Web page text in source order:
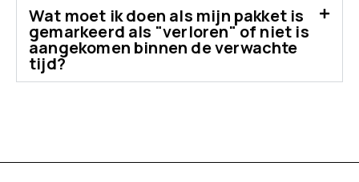
Wat moet ik doen als mijn pakket is
gemarkeerd als "verloren" of niet is
aangekomen binnen de verwachte
tijd?